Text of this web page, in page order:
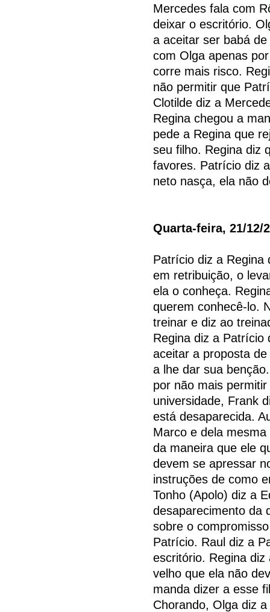
Mercedes fala com
deixar o escritório.
a aceitar ser babá
com Olga apenas
corre mais risco.
não permitir que
Clotilde diz a
Regina chegou a
pede a Regina que
seu filho. Regina diz
favores. Patrício diz
neto nasça, ela não
Quarta-feira, 21/12/
Patrício diz a Regina
em retribuição, o
ela o conheça.
querem conhecê-lo.
treinar e diz ao
Regina diz a Patrício
aceitar a proposta
a lhe dar sua
por não mais
universidade, Frank
está desaparecida.
Marco e dela
da maneira que ele
devem se apressar
instruções de como
Tonho (Apolo) diz a
desaparecimento da
sobre o
Patrício. Raul diz a
escritório. Regina
velho que ela não
manda dizer a esse
Chorando, Olga diz